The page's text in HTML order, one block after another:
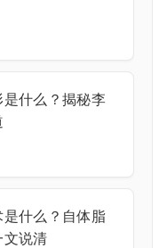
是什么？揭秘李
是什么？自体脂
文说清